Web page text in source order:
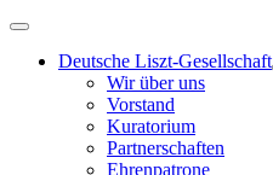
Deutsche Liszt-Gesellschaft
Wir über uns
Vorstand
Kuratorium
Partnerschaften
Ehrenpatrone